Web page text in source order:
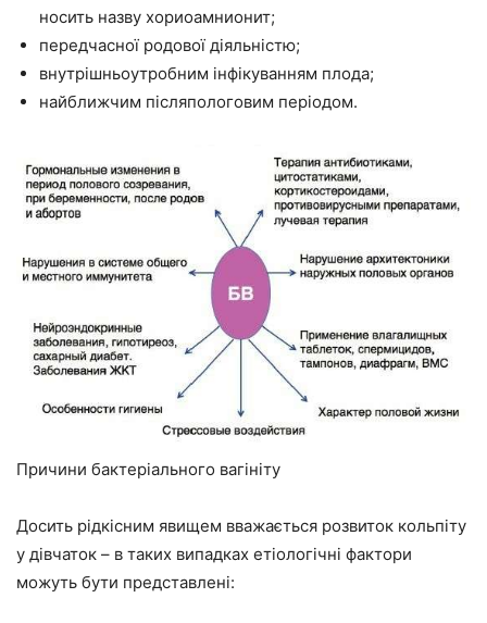
носить назву хориоамнионит;
передчасної родової діяльністю;
внутрішньоутробним інфікуванням плода;
найближчим післяпологовим періодом.
Причини бактеріального вагініту
Досить рідкісним явищем вважається розвиток кольпіту
у дівчаток – в таких випадках етіологічні фактори
можуть бути представлені: